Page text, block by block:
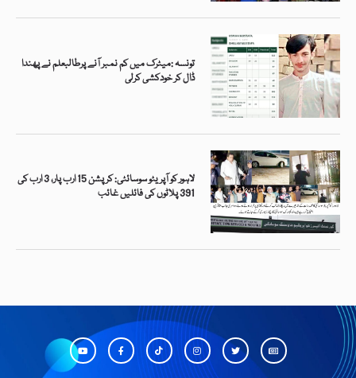
تونسہ :میٹرک میں کم نمبر آنے پرطالبعلم نے پھندا
ڈال کر خودکشی کرلی
لاہور کو آپریٹو سوسائٹی: کرپشن 15 ارب پار، 3 ارب کی
391 پلاٹوں کی فائلیں غائب